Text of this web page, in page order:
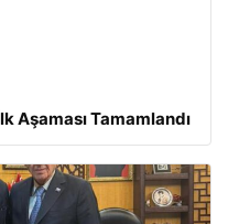
Aşaması Tamamlandı